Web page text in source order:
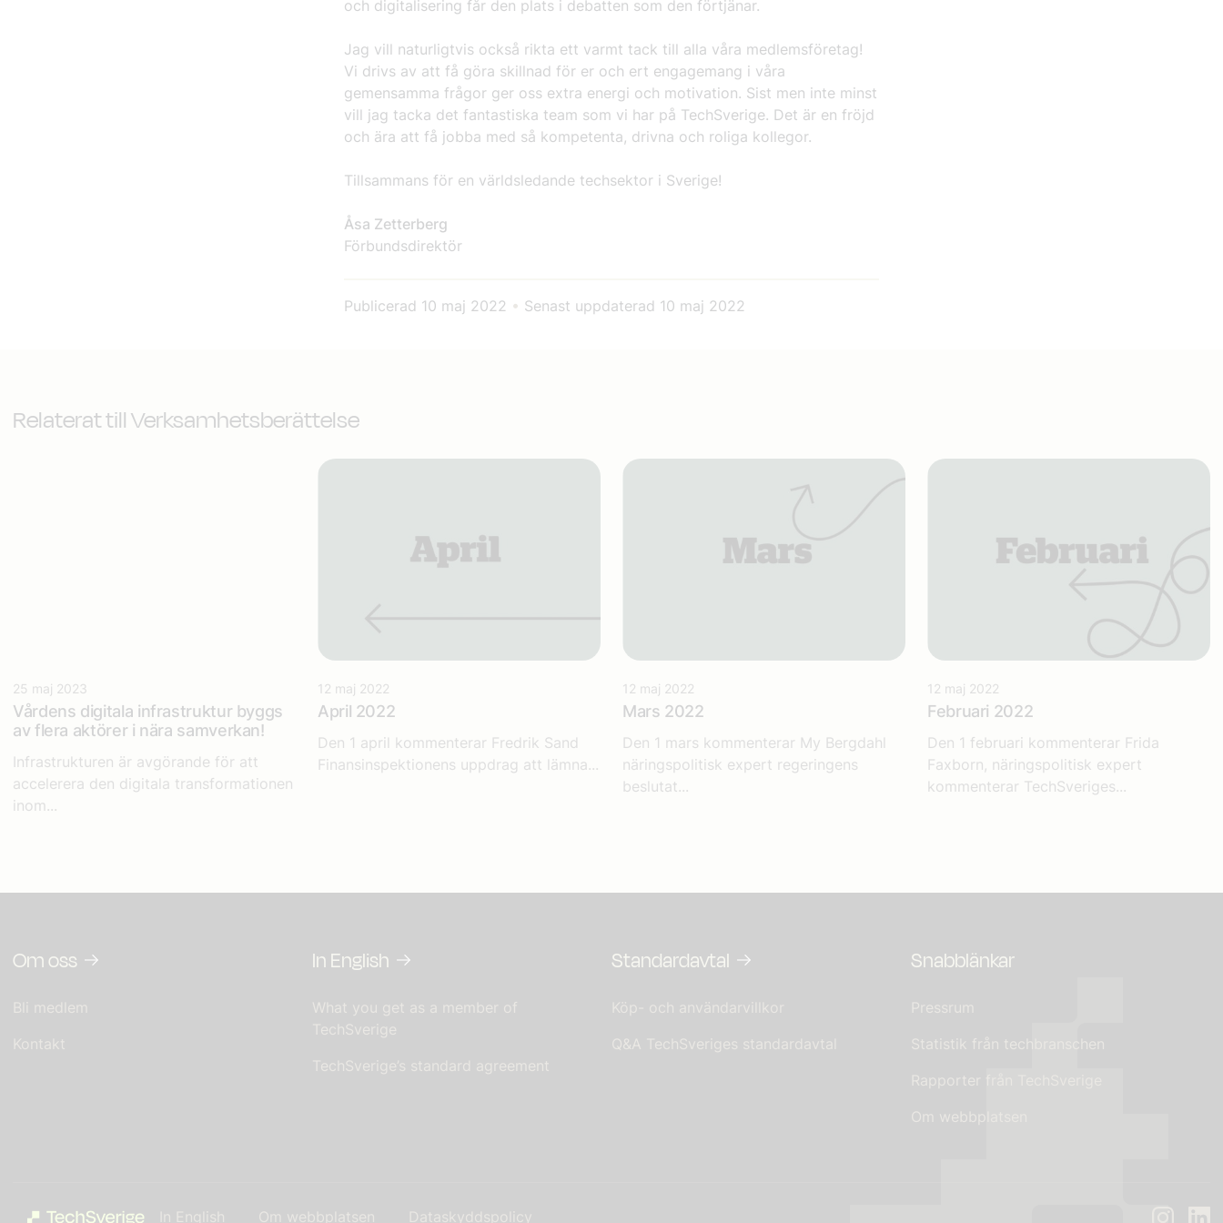
och digitalisering får den plats i debatten som den förtjänar.
Jag vill naturligtvis också rikta ett varmt tack till alla våra medlemsföretag!
Vi drivs av att få göra skillnad för er och ert engagemang i våra
gemensamma frågor ger oss extra energi och motivation. Sist men inte minst
vill jag tacka det fantastiska team som vi har på TechSverige. Det är en fröjd
och ära att få jobba med så kompetenta, drivna och roliga kollegor.
Tillsammans för en världsledande techsektor i Sverige!
Åsa Zetterberg
Förbundsdirektör
Publicerad 10 maj 2022 • Senast uppdaterad 10 maj 2022
Relaterat till Verksamhetsberättelse
25 maj 2023
Vårdens digitala infrastruktur​ byggs
av flera aktörer i nära samverkan!
Infrastrukturen är avgörande för att
accelerera den digitala transformationen
inom...
12 maj 2022
April 2022
Den 1 april kommenterar Fredrik Sand
Finansinspektionens uppdrag att lämna...
12 maj 2022
Mars 2022
Den 1 mars kommenterar My Bergdahl
näringspolitisk expert regeringens
beslutat...
12 maj 2022
Februari 2022
Den 1 februari kommenterar Frida
Faxborn, näringspolitisk expert
kommenterar TechSveriges...
Om oss
Bli medlem
Kontakt
In English
What you get as a member of
TechSverige
TechSverige’s standard agreement
Standardavtal
Köp- och användarvillkor
Q&A TechSveriges standardavtal
Snabblänkar
Pressrum
Statistik från techbranschen
Rapporter från TechSverige
Om webbplatsen
In English Om webbplatsen Dataskyddspolicy